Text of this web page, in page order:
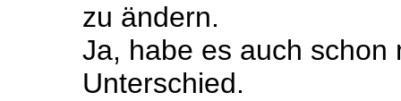
zu ändern.
Ja, habe es auch schon
Unterschied.